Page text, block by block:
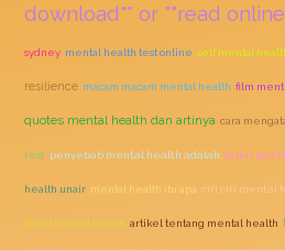
download"" or ""read
sydney mental health test online self mental
resilience macam macam mental health film
quotes mental health dan artinya cara
test penyebab mental health adalah buku
health unair mental health itu apa ciri ciri mental
about mental health artikel tentang mental health